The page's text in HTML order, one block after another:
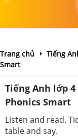
Trang chủ
Tiếng
Smart
Tiếng Anh lớp
Phonics Smart
Listen and read.
table and say.